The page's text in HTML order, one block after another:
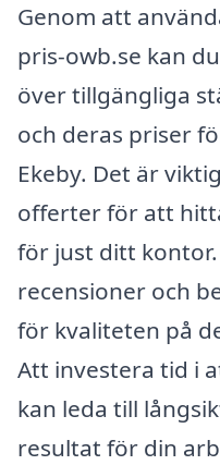
Genom att
pris-owb.se kan
över tillgängliga
och deras priser
Ekeby. Det är
offerter för att
för just ditt kontor.
recensioner och
för kvaliteten på
Att investera tid i
kan leda till
resultat för din